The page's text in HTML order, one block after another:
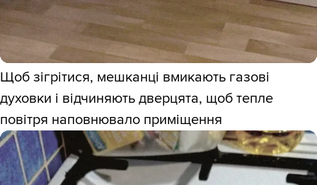
Щоб зігрітися, мешканці вмикають газові
духовки і відчиняють дверцята, щоб тепле
повітря наповнювало приміщення